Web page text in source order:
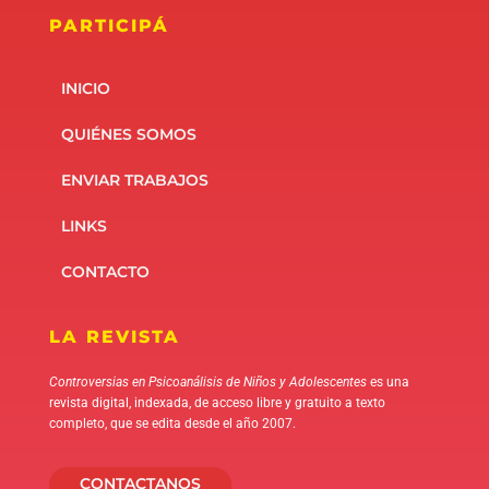
PARTICIPÁ
INICIO
QUIÉNES SOMOS
ENVIAR TRABAJOS
LINKS
CONTACTO
LA REVISTA
Controversias en Psicoanálisis de Niños y Adolescenteses una
revista digital, indexada, de acceso libre y gratuito a texto
completo, que se edita desde el año 2007.
CONTACTANOS